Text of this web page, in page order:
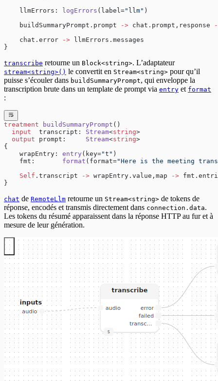
    llmErrors:
logErrors (label="llm" )
    buildSummaryPrompt.prompt
-> chat.prompt,response
    chat.error
-> llmErrors.messages
}
transcribe retourne un Block<string>. L’adaptateur
stream<string>() le convertit en Stream<string> pour qu’il
puisse s’écouler dans buildSummaryPrompt, qui enveloppe la
transcription brute dans un template de prompt via entry et format
:
treatment buildSummaryPrompt ()
  input
  transcript:
Stream<string>
  output
prompt: Stream<string>
{
    wrapEntry:
entry(key="t" )
    fmt:
format (format="Here is the meeting
    Self
.transcript -> wrapEntry.value,map ->
}
chat de RemoteLlm retourne un Stream<string> de tokens de
réponse, encodés et transmis directement dans connection.data.
Les tokens du résumé apparaissent dans la réponse HTTP au fur et à
mesure de leur génération.